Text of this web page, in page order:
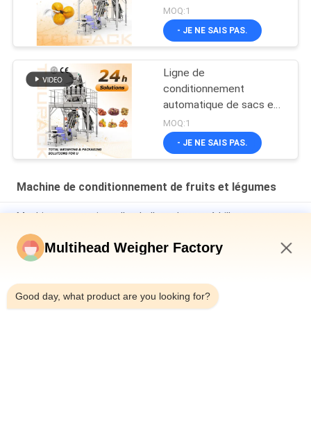
filet pour fruits et
légumes, machine de
remplissage et de
avec peseuse
associative
MOQ:1
- JE NE SAIS PAS.
Ligne de
conditionnement
automatique de sacs en
filet pour fruits et
légumes, machine de
remplissage et de
avec peseuse
MOQ:1
- JE NE SAIS PAS.
Machine de conditionnement de fruits et légumes
Machine automatique d'emballage de sacs à billes pour
chocolat
Machine d'emballage de fruits et légumes de 5 kg Castanea
Multihead Weigher Factory
Good day, what product are you looking for?